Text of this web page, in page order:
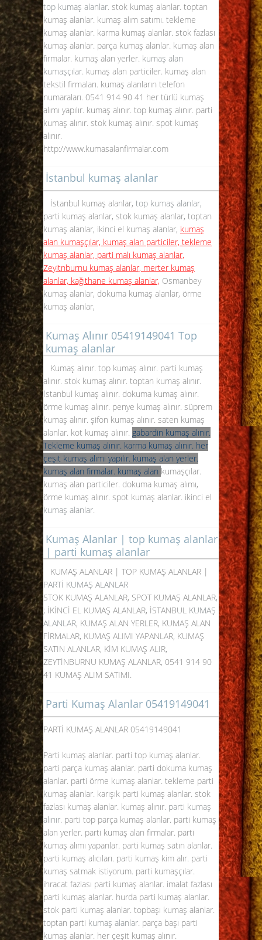
top kumaş alanlar. stok kumaş alanlar. toptan
kumaş alanlar. kumaş alım satımı. tekleme
kumaş alanlar. karma kumaş alanlar. stok fazlası
kumaş alanlar. parça kumaş alanlar. kumaş alan
firmalar. kumaş alan yerler. kumaş alan
kumaşçılar. kumaş alan particiler. kumaş alan
tekstil firmaları. kumaş alanların telefon
numaraları. 0541 914 90 41 her türlü kumaş
alımı yapılır. kumaş alınır. top kumaş alınır. parti
kumaş alınır. stok kumaş alınır. spot kumaş
alınır.
http://www.kumasalanfirmalar.com
İstanbul kumaş alanlar
İstanbul kumaş alanlar, top kumaş alanlar,
parti kumaş alanlar, stok kumaş alanlar, toptan
kumaş alanlar, ikinci el kumaş alanlar, kumaş
alan kumaşçılar, kumaş alan particiler, tekleme
kumaş alanlar, parti malı kumaş alanlar,
Zeyitnburnu kumaş alanlar, merter kumaş
alanlar, kağıthane kumaş alanlar, Osmanbey
kumaş alanlar, dokuma kumaş alanlar, örme
kumaş alanlar,
Kumaş Alınır 05419149041 Top
kumaş alanlar
Kumaş alınır. top kumaş alınır. parti kumaş
alınır. stok kumaş alınır. toptan kumaş alınır.
İstanbul kumaş alınır. dokuma kumaş alınır.
örme kumaş alınır. penye kumaş alınır. süprem
kumaş alınır. şifon kumaş alınır. saten kumaş
alanlar. kot kumaş alınır. gabardin kumaş alınır.
Tekleme kumaş alınır. karma kumaş alınır. her
çeşit kumaş alımı yapılır. kumaş alan yerler.
kumaş alan firmalar. kumaş alan kumaşçılar.
kumaş alan particiler. dokuma kumaş alımı,
örme kumaş alınır. spot kumaş alanlar. ikinci el
kumaş alanlar.
Kumaş Alanlar | top kumaş alanlar
| parti kumaş alanlar
KUMAŞ ALANLAR | TOP KUMAŞ ALANLAR |
PARTİ KUMAŞ ALANLAR
STOK KUMAŞ ALANLAR, SPOT KUMAŞ ALANLAR,
; İKİNCİ EL KUMAŞ ALANLAR, İSTANBUL KUMAŞ
ALANLAR, KUMAŞ ALAN YERLER, KUMAŞ ALAN
FİRMALAR, KUMAŞ ALIMI YAPANLAR, KUMAŞ
SATIN ALANLAR, KİM KUMAŞ ALIR,
ZEYTİNBURNU KUMAŞ ALANLAR, 0541 914 90
41 KUMAŞ ALIM SATIMI.
Parti Kumaş Alanlar 05419149041
PARTİ KUMAŞ ALANLAR 05419149041
Parti kumaş alanlar. parti top kumaş alanlar.
parti parça kumaş alanlar. parti dokuma kumaş
alanlar. parti örme kumaş alanlar. tekleme parti
kumaş alanlar. karışık parti kumaş alanlar. stok
fazlası kumaş alanlar. kumaş alınır. parti kumaş
alınır. parti top parça kumaş alanlar. parti kumaş
alan yerler. parti kumaş alan firmalar. parti
kumaş alımı yapanlar. parti kumaş satın alanlar.
parti kumaş alıcıları. parti kumaş kim alır. parti
kumaş satmak istiyorum. parti kumaşçılar.
ihracat fazlası parti kumaş alanlar. imalat fazlası
parti kumaş alanlar. hurda parti kumaş alanlar.
stok parti kumaş alanlar. topbaşı kumaş alanlar.
toptan parti kumaş alanlar. parça başı parti
kumaş alanlar. her çeşit kumaş alınır.